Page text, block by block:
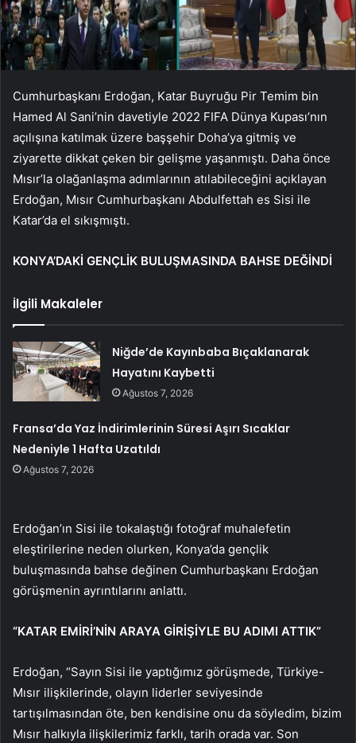
Cumhurbaşkanı Erdoğan, Katar Buyruğu Pir Temim bin
Hamed Al Sani’nin davetiyle 2022 FIFA Dünya Kupası’nın
açılışına katılmak üzere başşehir Doha’ya gitmiş ve
ziyarette dikkat çeken bir gelişme yaşanmıştı. Daha önce
Mısır’la olağanlaşma adımlarının atılabileceğini açıklayan
Erdoğan, Mısır Cumhurbaşkanı Abdulfettah es Sisi ile
Katar’da el sıkışmıştı.
KONYA’DAKİ GENÇLİK BULUŞMASINDA BAHSE DEĞİNDİ
İlgili Makaleler
Niğde’de Kayınbaba Bıçaklanarak
Hayatını Kaybetti
Ağustos 7, 2026
Fransa’da Yaz İndirimlerinin Süresi Aşırı Sıcaklar
Nedeniyle 1 Hafta Uzatıldı
Ağustos 7, 2026
Erdoğan’ın Sisi ile tokalaştığı fotoğraf muhalefetin
eleştirilerine neden olurken, Konya’da gençlik
buluşmasında bahse değinen Cumhurbaşkanı Erdoğan
görüşmenin ayrıntılarını anlattı.
“KATAR EMİRİ’NİN ARAYA GİRİŞİYLE BU ADIMI ATTIK”
Erdoğan, “Sayın Sisi ile yaptığımız görüşmede, Türkiye-
Mısır ilişkilerinde, olayın liderler seviyesinde
tartışılmasından öte, ben kendisine onu da söyledim, bizim
Mısır halkıyla ilişkilerimiz farklı, tarih orada var. Son